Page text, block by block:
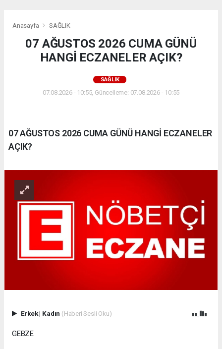
Anasayfa SAĞLIK
07 AĞUSTOS 2026 CUMA GÜNÜ
HANGİ ECZANELER AÇIK?
SAĞLIK
07.08.2026 - 10:55, Güncelleme: 07.08.2026 - 10:55
07 AĞUSTOS 2026 CUMA GÜNÜ HANGİ ECZANELER
AÇIK?
Erkek| Kadın (Haberi Sesli Oku)
GEBZE